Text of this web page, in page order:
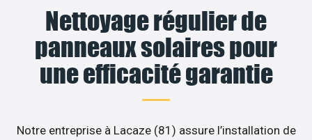
Nettoyage régulier de
panneaux solaires pour
une efficacité garantie
Notre entreprise à Lacaze (81) assure l’installation de